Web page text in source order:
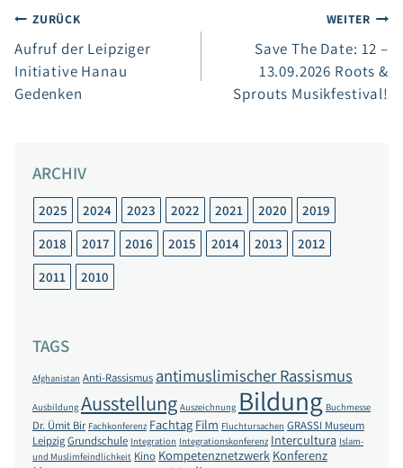
Beitragsnavigation
ZURÜCK
Aufruf der Leipziger
Initiative Hanau
Gedenken
WEITER
Save The Date: 12 –
13.09.2026 Roots &
Sprouts Musikfestival!
ARCHIV
2025 2024 2023 2022 2021 2020
2019
2018
2017 2016 2015 2014 2013
2012
2011
2010
TAGS
Afghanistan Anti-Rassismus antimuslimischer Rassismus
Ausbildung Ausstellung Auszeichnung Bildung Buchmesse
Dr. Ümit Bir Fachkonferenz Fachtag Film Fluchtursachen GRASSI Museum
LeipzigGrundschule Integration Integrationskonferenz Intercultura Islam-
und Muslimfeindlichkeit Kino Kompetenznetzwerk Konferenz